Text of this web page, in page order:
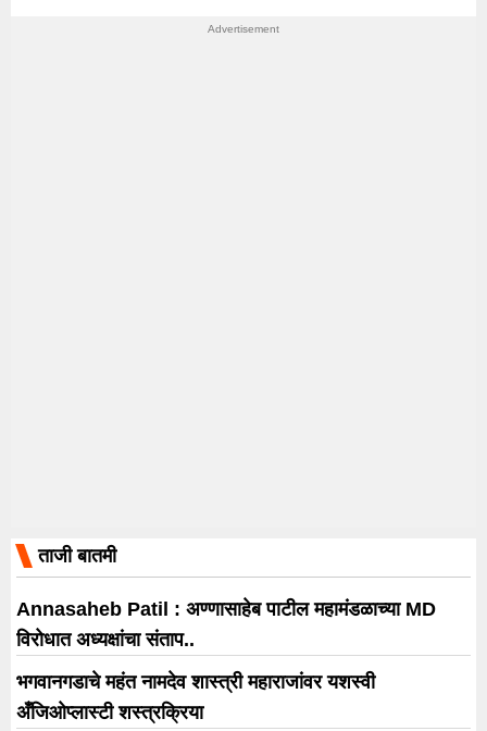
ताजी बातमी
Annasaheb Patil : अण्णासाहेब पाटील महामंडळाच्या MD
विरोधात अध्यक्षांचा संताप..
भगवानगडाचे महंत नामदेव शास्त्री महाराजांवर यशस्वी
अँजिओप्लास्टी शस्त्रक्रिया